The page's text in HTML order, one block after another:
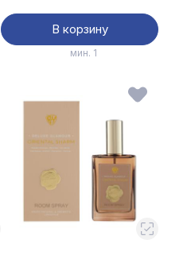
В корзину
мин. 1